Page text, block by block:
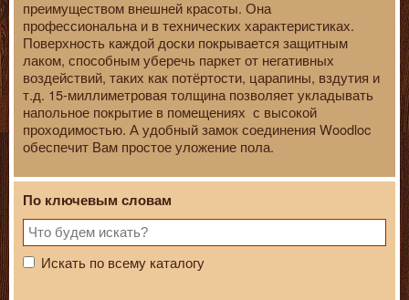
преимуществом внешней красоты. Она
профессиональна и в технических характеристиках.
Поверхность каждой доски покрывается защитным
лаком, способным уберечь паркет от негативных
воздействий, таких как потёртости, царапины, вздутия и
т.д. 15-миллиметровая толщина позволяет укладывать
напольное покрытие в помещениях с высокой
проходимостью. А удобный замок соединения Woodloc
обеспечит Вам простое уложение пола.
По ключевым словам
Искать по всему каталогу